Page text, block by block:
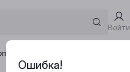
Войти
клиентам
Ошибка!